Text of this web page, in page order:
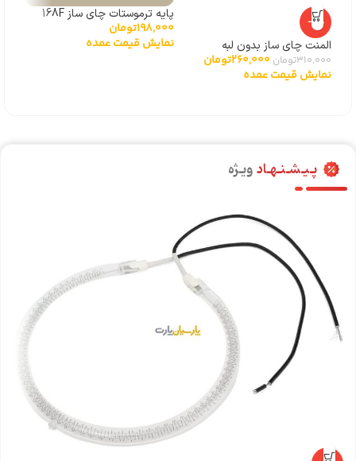
-16%
المنت چای ساز بدون لبه
310,000تومان 260,000تومان
نمایش قیمت عمده
پایه ترموستات چای ساز 168F
198,000تومان
نمایش قیمت عمده
پـیـشـنـهـادویـژه